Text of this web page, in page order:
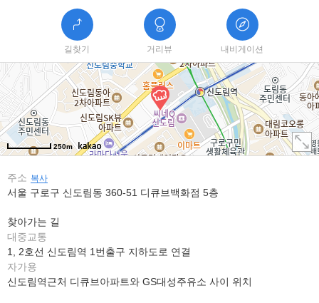
길찾기 거리뷰 내비게이션
250m
주소 복사
서울 구로구 신도림동 360-51 디큐브백화점 5층
찾아가는 길
대중교통
1, 2호선 신도림역 1번출구 지하도로 연결
자가용
신도림역근처 디큐브아파트와 GS대성주유소 사이 위치